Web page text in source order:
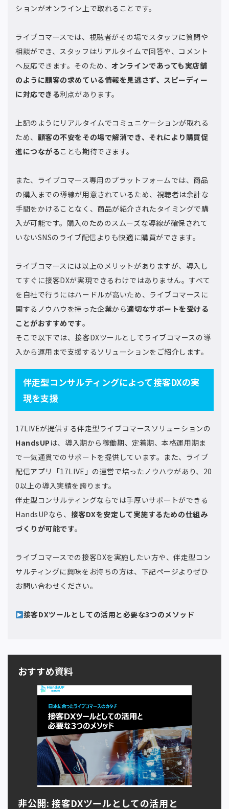
ションがオンライン上で取れることです。
ライブコマースでは、視聴者がその場でスタッフに質問や
相談ができ、スタッフはリアルタイムで回答や、コメント
へ反応できます。そのため、オンラインであっても実店舗
のように顧客の求めている情報を見逃さず、スピーディー
に対応できる利点があります。
上記のようにリアルタイムでコミュニケーションが取れる
ため、 顧客の不安をその場で解消でき、それにより購買促
進につながることも期待できます。
また、ライブコマース専用のプラットフォームでは、商品
の購入までの導線が用意されているため、視聴者は余計な
手間をかけることなく、商品が紹介されたタイミングで購
入が可能です。購入のためのスムーズな導線が確保されて
いないSNSのライブ配信よりも快適に購買ができます。
ライブコマースには以上のメリットがありますが、導入し
てすぐに接客DXが実現できるわけではありません。すべて
を自社で行うにはハードルが高いため、ライブコマースに
関するノウハウを持った企業から適切なサポートを受ける
ことがおすすめです。
そこで以下では、接客DXツールとしてライブコマースの導
入から運用まで支援するソリューションをご紹介します。
伴走型コンサルティングによって接客DXの実
現を支援
17LIVEが提供する伴走型ライブコマースソリューションの
HandsUP は、導入期から稼働期、定着期、本格運用期ま
で一気通貫でのサポートを提供しています。また、ライブ
配信アプリ「17LIVE」の運営で培ったノウハウがあり、20
0以上の導入実績を誇ります。
伴走型コンサルティングならでは手厚いサポートができる
HandsUPなら、 接客DXを安定して実施するための仕組み
づくりが可能です。
ライブコマースでの接客DXを実施したい方や、伴走型コン
サルティングに興味をお持ちの方は、下記ページよりぜひ
お問い合わせください。
接客DXツールとしての活用と必要な3つのメソッド
おすすめ資料
非公開: 接客DXツールとしての活用と